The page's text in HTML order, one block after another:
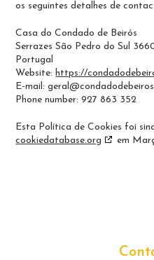
os seguintes detalhes de
Casa do Condado de Beirós
Serrazes São Pedro do Sul
Portugal
Website:https://
E-mail:geral@
Phone number: 927 863 352
Esta Política de Cookies foi
cookiedatabase.org
em